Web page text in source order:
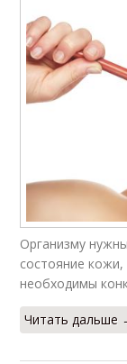
Организму
состояние
необходимы
Читать дальше